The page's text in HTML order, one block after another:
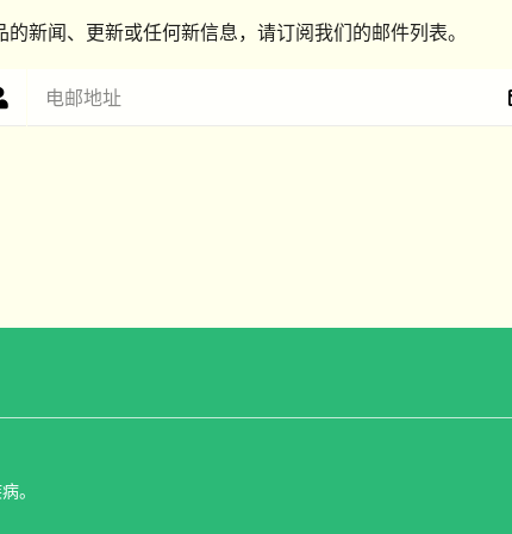
新闻、更新或任何新信息，请订阅我们的邮件列表。
。